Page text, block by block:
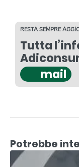
RESTA SEMPRE
Tutta
mail
Potrebbe